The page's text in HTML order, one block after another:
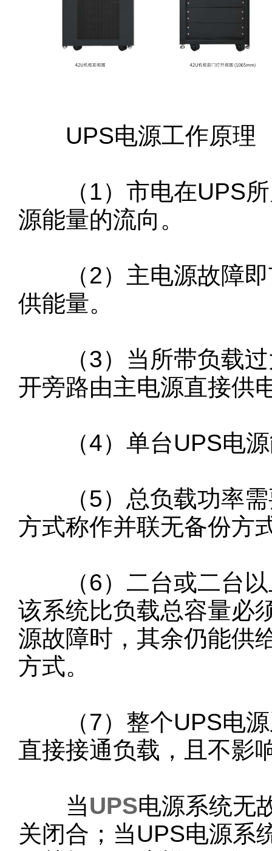
UPS电源工作原理
（1）市电在UPS所
源能量的流向。
（2）主电源故障即
供能量。
（3）当所带负载过
开旁路由主电源直接供
（4）单台UPS电源
（5）总负载功率需
方式称作并联无备份方
（6）二台或二台以
该系统比负载总容量必
源故障时，其余仍能供
方式。
（7）整个UPS电源
直接接通负载，且不影
当UPS电源系统无
关闭合；当UPS电源系